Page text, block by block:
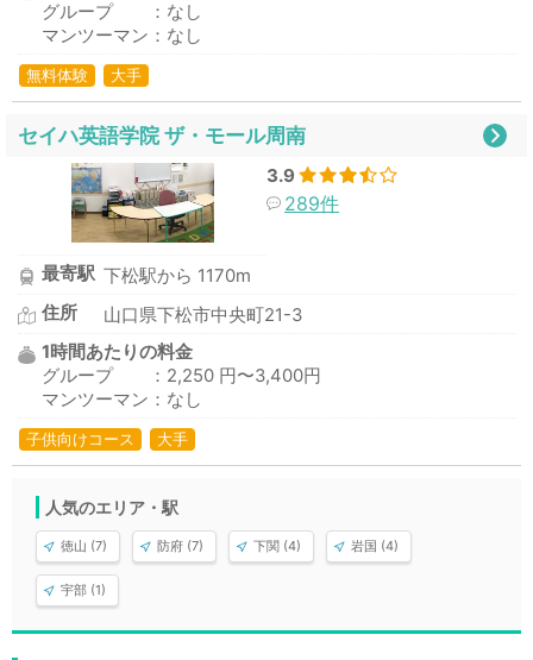
グループ ：なし
マンツーマン：なし
無料体験 大手
セイハ英語学院 ザ・モール周南
3.9
289件
最寄駅 下松駅から 1170m
住所
山口県下松市中央町21-3
1時間あたりの料金
グループ ：2,250 円〜3,400円
マンツーマン：なし
子供向けコース 大手
人気のエリア・駅
徳山 (7) 防府 (7) 下関 (4) 岩国 (4)
宇部 (1)